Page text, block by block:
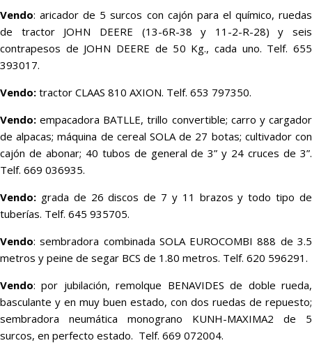
Vendo: aricador de 5 surcos con cajón para el químico, ruedas
de tractor JOHN DEERE (13-6R-38 y 11-2-R-28) y seis
contrapesos de JOHN DEERE de 50 Kg., cada uno. Telf. 655
393017.
Vendo: tractor CLAAS 810 AXION. Telf. 653 797350.
Vendo: empacadora BATLLE, trillo convertible; carro y cargador
de alpacas; máquina de cereal SOLA de 27 botas; cultivador con
cajón de abonar; 40 tubos de general de 3” y 24 cruces de 3”.
Telf. 669 036935.
Vendo: grada de 26 discos de 7 y 11 brazos y todo tipo de
tuberías. Telf. 645 935705.
Vendo: sembradora combinada SOLA EUROCOMBI 888 de 3.5
metros y peine de segar BCS de 1.80 metros. Telf. 620 596291.
Vendo: por jubilación, remolque BENAVIDES de doble rueda,
basculante y en muy buen estado, con dos ruedas de repuesto;
sembradora neumática monograno KUNH-MAXIMA2 de 5
surcos, en perfecto estado. Telf. 669 072004.